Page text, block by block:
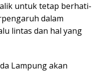
untuk tetap berhati-
dalam
lintas dan hal yang
Lampung akan